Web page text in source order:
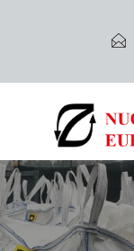
Cosa Produciamo
Cosa Acquistiamo
Settori
Contatti